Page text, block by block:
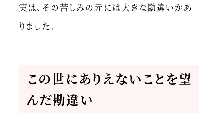
実は、その苦しみの元には大きな勘違いがあ
りました。
この世にありえないことを望
んだ勘違い